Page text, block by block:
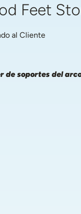
Feet
soportes del